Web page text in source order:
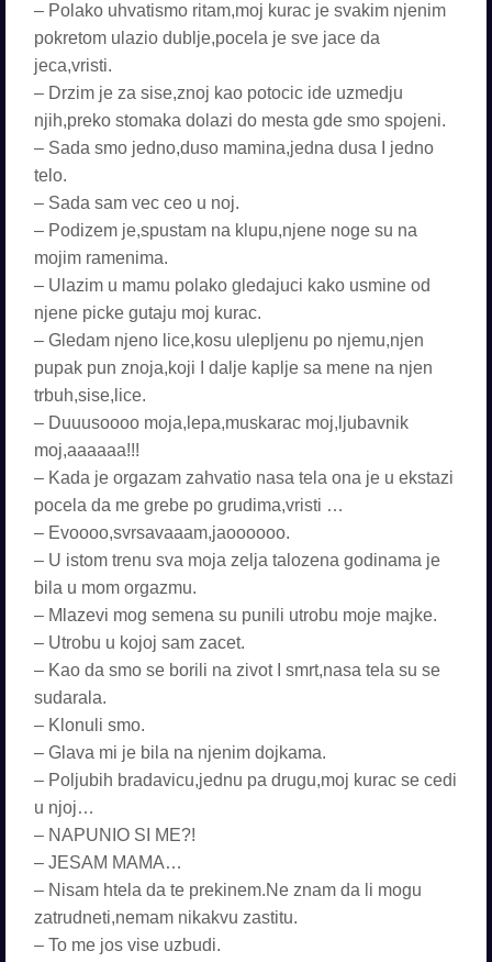
– Polako uhvatismo ritam,moj kurac je svakim njenim
pokretom ulazio dublje,pocela je sve jace da
jeca,vristi.
– Drzim je za sise,znoj kao potocic ide uzmedju
njih,preko stomaka dolazi do mesta gde smo spojeni.
– Sada smo jedno,duso mamina,jedna dusa I jedno
telo.
– Sada sam vec ceo u noj.
– Podizem je,spustam na klupu,njene noge su na
mojim ramenima.
– Ulazim u mamu polako gledajuci kako usmine od
njene picke gutaju moj kurac.
– Gledam njeno lice,kosu ulepljenu po njemu,njen
pupak pun znoja,koji I dalje kaplje sa mene na njen
trbuh,sise,lice.
– Duuusoooo moja,lepa,muskarac moj,ljubavnik
moj,aaaaaa!!!
– Kada je orgazam zahvatio nasa tela ona je u ekstazi
pocela da me grebe po grudima,vristi …
– Evoooo,svrsavaaam,jaoooooo.
– U istom trenu sva moja zelja talozena godinama je
bila u mom orgazmu.
– Mlazevi mog semena su punili utrobu moje majke.
– Utrobu u kojoj sam zacet.
– Kao da smo se borili na zivot I smrt,nasa tela su se
sudarala.
– Klonuli smo.
– Glava mi je bila na njenim dojkama.
– Poljubih bradavicu,jednu pa drugu,moj kurac se cedi
u njoj…
– NAPUNIO SI ME?!
– JESAM MAMA…
– Nisam htela da te prekinem.Ne znam da li mogu
zatrudneti,nemam nikakvu zastitu.
– To me jos vise uzbudi.